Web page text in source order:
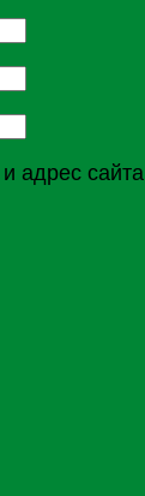
адрес